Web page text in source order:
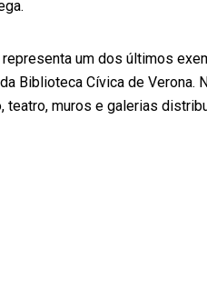
um dos últimos
Biblioteca Cívica de Verona.
muros e galerias